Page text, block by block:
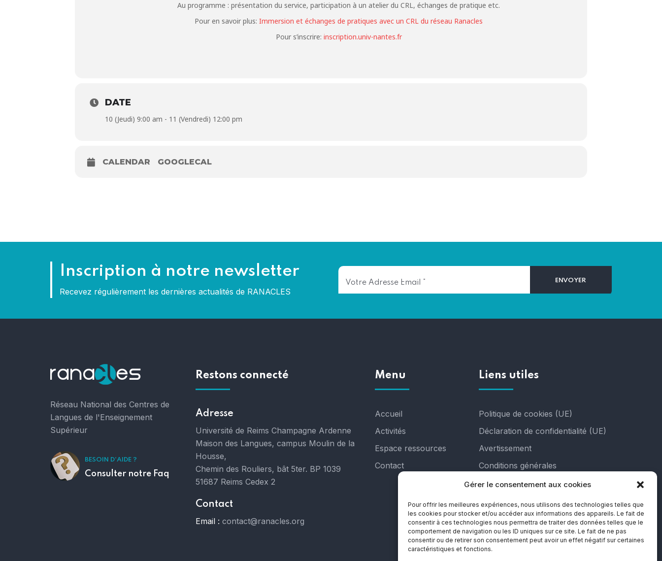
Gérer le consentement aux cookies
Pour offrir les meilleures expériences, nous utilisons des technologies telles que
les cookies pour stocker et/ou accéder aux informations des appareils. Le fait de
consentir à ces technologies nous permettra de traiter des données telles que le
comportement de navigation ou les ID uniques sur ce site. Le fait de ne pas
consentir ou de retirer son consentement peut avoir un effet négatif sur certaines
caractéristiques et fonctions.
Au programme : présentation du service, participation à un atelier du CRL, échanges de pratique etc.
Pour en savoir plus: Immersion et échanges de pratiques avec un CRL du réseau Ranacles
Pour s’inscrire: inscription.univ-nantes.fr
DATE
10 (Jeudi) 9:00 am - 11 (Vendredi) 12:00 pm
CALENDAR GOOGLECAL
Inscription à notre newsletter
Recevez régulièrement les dernières actualités de RANACLES
Réseau National des Centres de
Langues de l'Enseignement
Supérieur
BESOIN D'AIDE ?
Consulter notre Faq
Restons connecté
Adresse
Université de Reims Champagne Ardenne
Maison des Langues, campus Moulin de la
Housse,
Chemin des Rouliers, bât 5ter. BP 1039
51687 Reims Cedex 2
Contact
Email : contact@ranacles.org
Menu
Accueil
Activités
Espace ressources
Contact
Liens utiles
Politique de cookies (UE)
Déclaration de confidentialité (UE)
Avertissement
Conditions générales